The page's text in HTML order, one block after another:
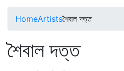
HomeArtistsশৈবাল দত্ত
শৈবাল দত্ত